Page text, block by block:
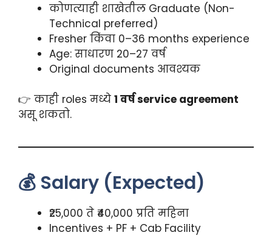
कोणत्याही शाखेतील Graduate (Non-
Technical preferred)
Fresher किंवा 0–36 months experience
Age: साधारण 20–27 वर्ष
Original documents आवश्यक
👉 काही roles मध्ये 1 वर्ष service agreement
असू शकतो.
💰 Salary (Expected)
₹25,000 ते ₹40,000 प्रति महिना
Incentives + PF + Cab Facility